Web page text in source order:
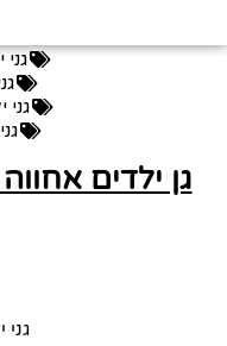
גני
גני
גן ילדים
גני